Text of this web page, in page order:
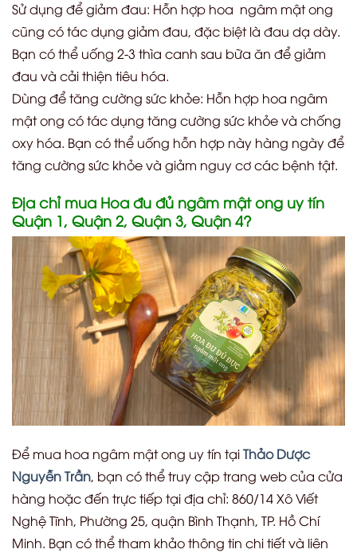
Sử dụng để giảm đau: Hỗn hợp hoa ngâm mật ong
cũng có tác dụng giảm đau, đặc biệt là đau dạ dày.
Bạn có thể uống 2-3 thìa canh sau bữa ăn để giảm
đau và cải thiện tiêu hóa.
Dùng để tăng cường sức khỏe: Hỗn hợp hoa ngâm
mật ong có tác dụng tăng cường sức khỏe và chống
oxy hóa. Bạn có thể uống hỗn hợp này hàng ngày để
tăng cường sức khỏe và giảm nguy cơ các bệnh tật.
Địa chỉ mua Hoa đu đủ ngâm mật ong uy tín
Quận 1, Quận 2, Quận 3, Quận 4?
Để mua hoa ngâm mật ong uy tín tạiThảo Dược
Nguyễn Trần, bạn có thể truy cập trang web của cửa
hàng hoặc đến trực tiếp tại địa chỉ: 860/14 Xô Viết
Nghệ Tĩnh, Phường 25, quận Bình Thạnh, TP. Hồ Chí
Minh. Bạn có thể tham khảo thông tin chi tiết và liên